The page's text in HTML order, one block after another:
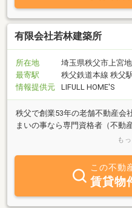
有限会社若林建築所
所在地
埼玉県秩父市上宮
最寄駅
秩父鉄道本線 秩父
情報提供元
LIFULL HOME'S
秩父で創業53年の老舗不動産会
まいの事なら専門資格者（不動
建築士・宅建士・土地家屋調査
も
この不動
賃貸物